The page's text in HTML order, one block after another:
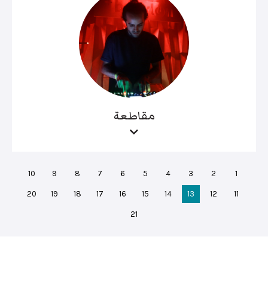
مقاطعة
1
2
3
4
5
6
7
8
9
10
11
12
13
14
15
16
17
18
19
20
21